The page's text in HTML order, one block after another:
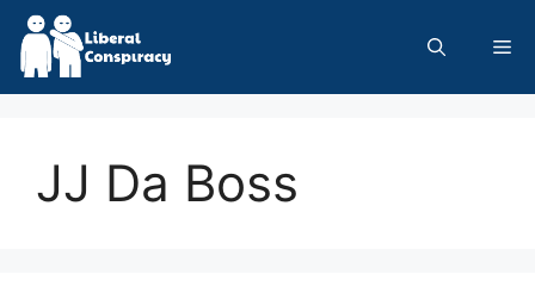
Skip
content
JJ Da Boss